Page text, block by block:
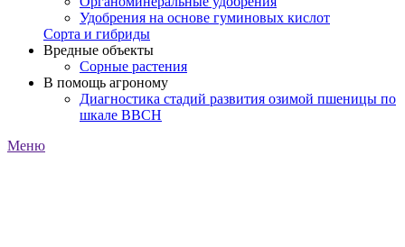
Удобрения на основе гуминовых кислот
Сорта и гибриды
Вредные объекты
Сорные растения
В помощь агроному
Диагностика стадий развития озимой пшеницы по
шкале ВВСН
Меню